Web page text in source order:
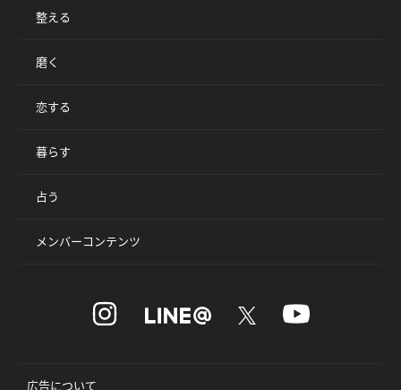
整える
磨く
恋する
暮らす
占う
メンバーコンテンツ
広告について